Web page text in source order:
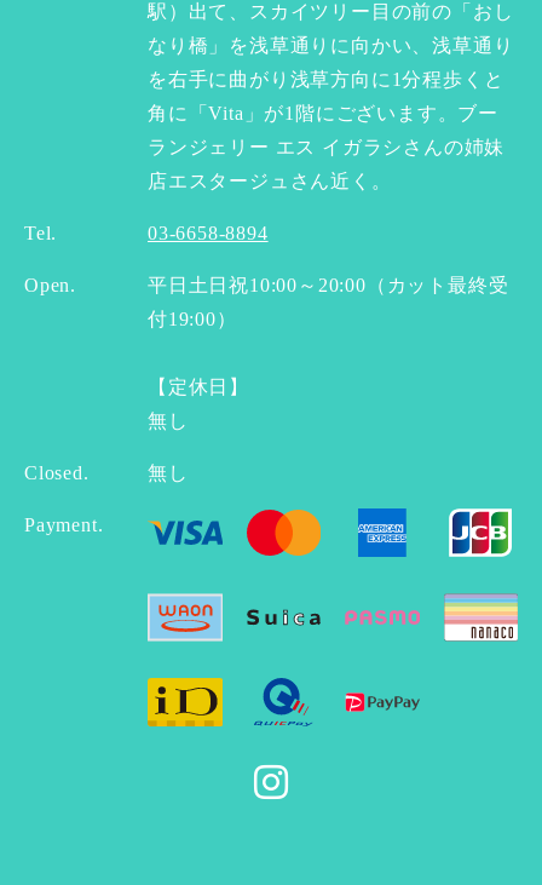
駅）出て、スカイツリー目の前の「おし
なり橋」を浅草通りに向かい、浅草通り
を右手に曲がり浅草方向に1分程歩くと
角に「Vita」が1階にございます。ブー
ランジェリー エス イガラシさんの姉妹
店エスタージュさん近く。
Tel. 03-6658-8894
Open.
平日土日祝10:00～20:00（カット最終受
付19:00）
【定休日】
無し
Closed. 無し
Payment.